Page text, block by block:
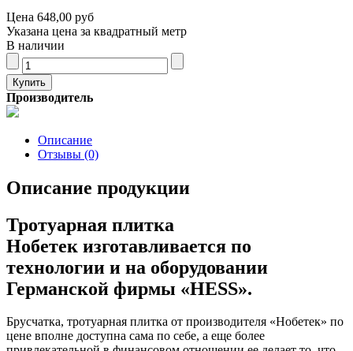
Цена 648,00 руб
Указана цена за квадратный метр
В наличии
Производитель
Описание
Отзывы (0)
Описание продукции
Тротуарная плитка
Нобетек изготавливается по
технологии и на оборудовании
Германской фирмы «НЕSS».
Брусчатка, тротуарная плитка от производителя «Нобетек» по
цене вполне доступна сама по себе, а еще более